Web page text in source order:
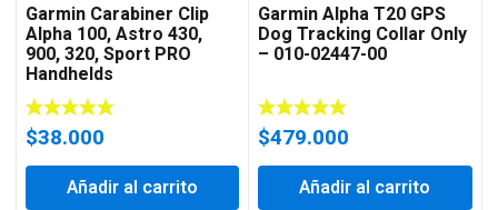
Garmin Carabiner Clip
Alpha 100, Astro 430,
900, 320, Sport PRO
Handhelds
$38.000
Añadir al carrito
Garmin Alpha T20 GPS
Dog Tracking Collar Only
– 010-02447-00
$479.000
Añadir al carrito